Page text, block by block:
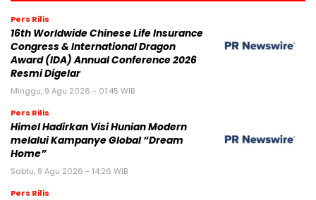
Pers Rilis
16th Worldwide Chinese Life Insurance
Congress & International Dragon
Award (IDA) Annual Conference 2026
Resmi Digelar
Minggu, 9 Agu 2026 - 01:45 WIB
Pers Rilis
Himel Hadirkan Visi Hunian Modern
melalui Kampanye Global “Dream
Home”
Sabtu, 8 Agu 2026 - 14:26 WIB
Pers Rilis